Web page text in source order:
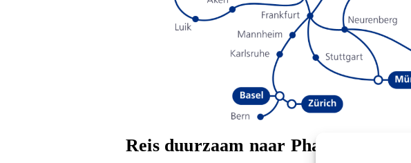
Reis duurzaam naar Phantasialand